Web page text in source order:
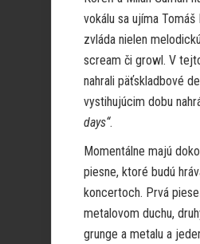
vokálu sa ujíma Tomáš
zvláda nielen
scream či growl. V
nahrali päťskladbové
vystihujúcim dobu
days“.
Momentálne majú
piesne, ktoré budú
koncertoch. Prvá
metalovom duchu,
grunge a metalu a